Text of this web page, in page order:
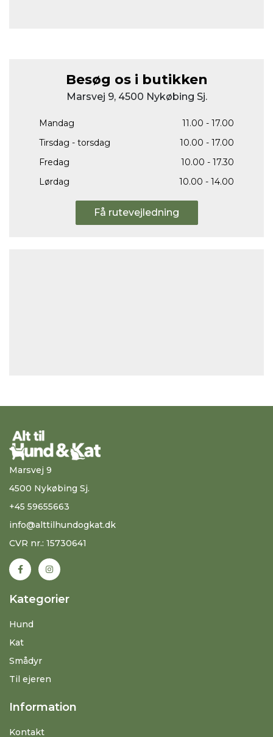
Besøg os i butikken
Marsvej 9, 4500 Nykøbing Sj.
Mandag
11.00 - 17.00
Tirsdag - torsdag
10.00 - 17.00
Fredag
10.00 - 17.30
Lørdag
10.00 - 14.00
Få rutevejledning
Marsvej 9
4500 Nykøbing Sj.
+45 59655663
info@alttilhundogkat.dk
CVR nr.: 15730641
Kategorier
Hund
Kat
Smådyr
Til ejeren
Information
Kontakt